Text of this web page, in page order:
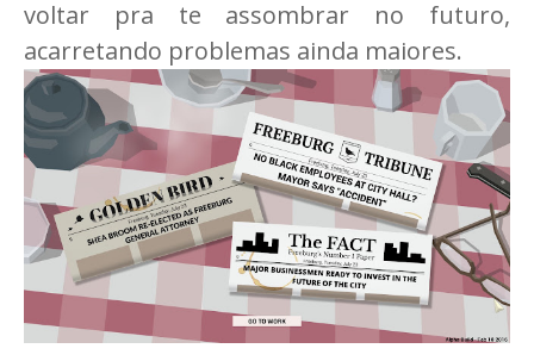
voltar pra te assombrar no futuro,
acarretando problemas ainda maiores.